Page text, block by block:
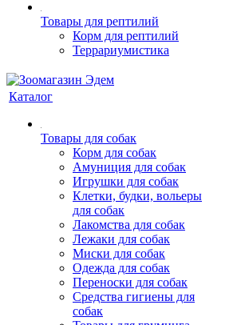
Товары для рептилий
Корм для рептилий
Террариумистика
Каталог
Товары для собак
Корм для собак
Амуниция для собак
Игрушки для собак
Клетки, будки, вольеры
для собак
Лакомства для собак
Лежаки для собак
Миски для собак
Одежда для собак
Переноски для собак
Средства гигиены для
собак